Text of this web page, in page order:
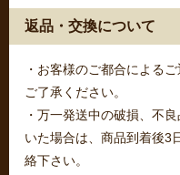
返品・交換について
・お客様のご都合による
ご了承ください。
・万一発送中の破損、不
いた場合は、商品到着後3
絡下さい。